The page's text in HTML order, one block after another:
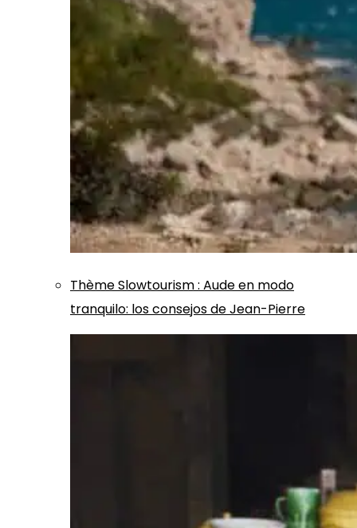
ThèmeSlowtourism: Aude en modo
tranquilo: los consejos de Jean-Pierre